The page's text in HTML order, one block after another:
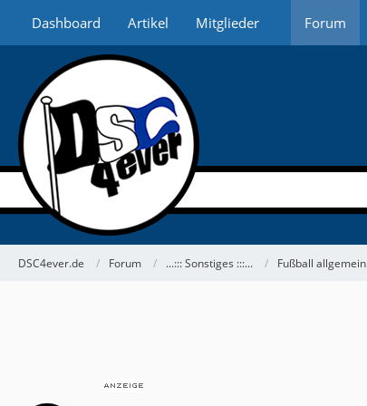
Dashboard Artikel Mitglieder Forum
DSC4ever.de Forum ...::: Sonstiges :::... Fußball allgemein